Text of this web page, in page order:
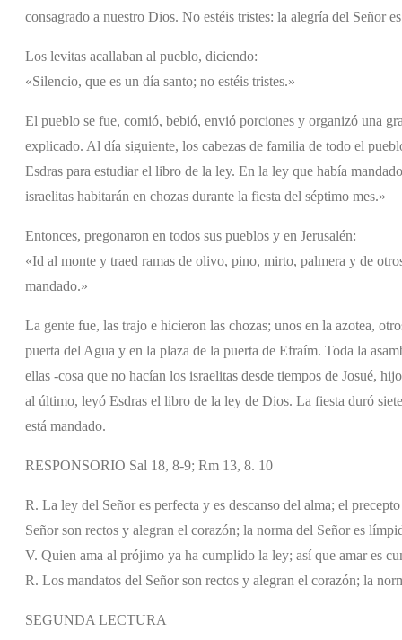
consagrado a nuestro Dios. No estéis tristes: la alegría del Señor
Los levitas acallaban al pueblo, diciendo:
«Silencio, que es un día santo; no estéis tristes.»
El pueblo se fue, comió, bebió, envió porciones y organizó una
explicado. Al día siguiente, los cabezas de familia de todo el
Esdras para estudiar el libro de la ley. En la ley que había
israelitas habitarán en chozas durante la fiesta del séptimo mes.»
Entonces, pregonaron en todos sus pueblos y en Jerusalén:
«Id al monte y traed ramas de olivo, pino, mirto, palmera y de
mandado.»
La gente fue, las trajo e hicieron las chozas; unos en la azotea,
puerta del Agua y en la plaza de la puerta de Efraím. Toda la
ellas -cosa que no hacían los israelitas desde tiempos de Josué,
al último, leyó Esdras el libro de la ley de Dios. La fiesta duró
está mandado.
RESPONSORIO Sal 18, 8-9; Rm 13, 8. 10
R. La ley del Señor es perfecta y es descanso del alma; el
Señor son rectos y alegran el corazón; la norma del Señor es
V. Quien ama al prójimo ya ha cumplido la ley; así que amar es
R. Los mandatos del Señor son rectos y alegran el corazón; la
SEGUNDA LECTURA